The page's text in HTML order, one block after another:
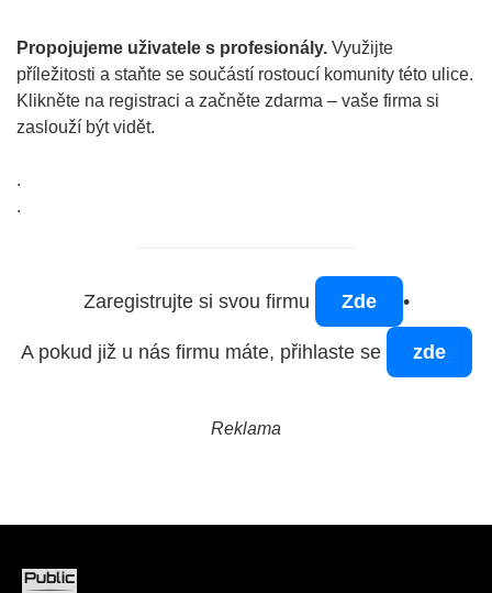
Reklama
Propojujeme uživatele s profesionály. Využijte
příležitosti a staňte se součástí rostoucí komunity této ulice.
Klikněte na registraci a začněte zdarma – vaše firma si
zaslouží být vidět.
.
.
Zaregistrujte si svou firmu Zde •
A pokud již u nás firmu máte, přihlaste se zde